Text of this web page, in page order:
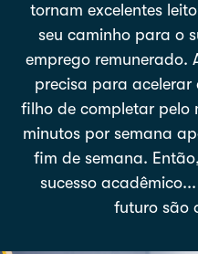
tornam excelentes
seu caminho para o
emprego remunerado.
precisa para acelerar
filho de completar pelo
minutos por semana
fim de semana.
sucesso
futuro são